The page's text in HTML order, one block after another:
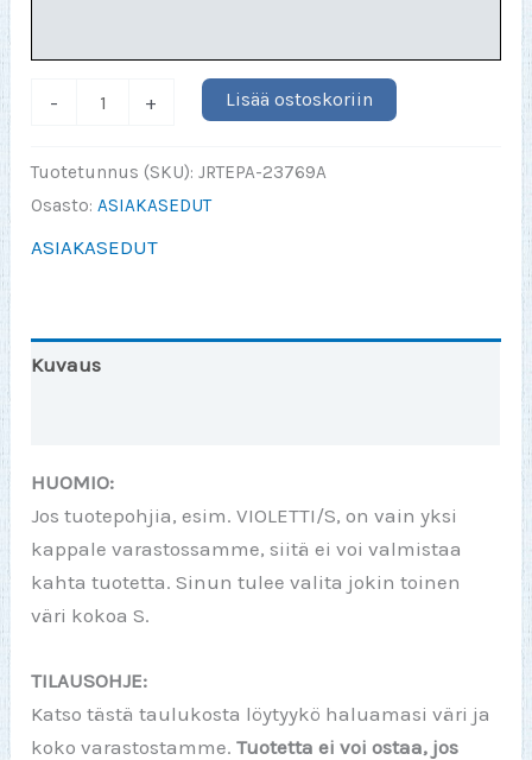
-
(valitse)
(JR-
+ Lisää ostoskoriin
Tuotetunnus (SKU):JRTEPA-23769A
Osasto:ASIAKASEDUT
ASIAKASEDUT
Kuvaus
HUOMIO:
Jos tuotepohjia, esim. VIOLETTI/S, on vain yksi
kappale varastossamme, siitä ei voi valmistaa
kahta tuotetta. Sinun tulee valita jokin toinen
väri kokoa S.
TILAUSOHJE:
Katso tästä taulukosta löytyykö haluamasi väri ja
koko varastostamme.Tuotetta ei voi ostaa, jos